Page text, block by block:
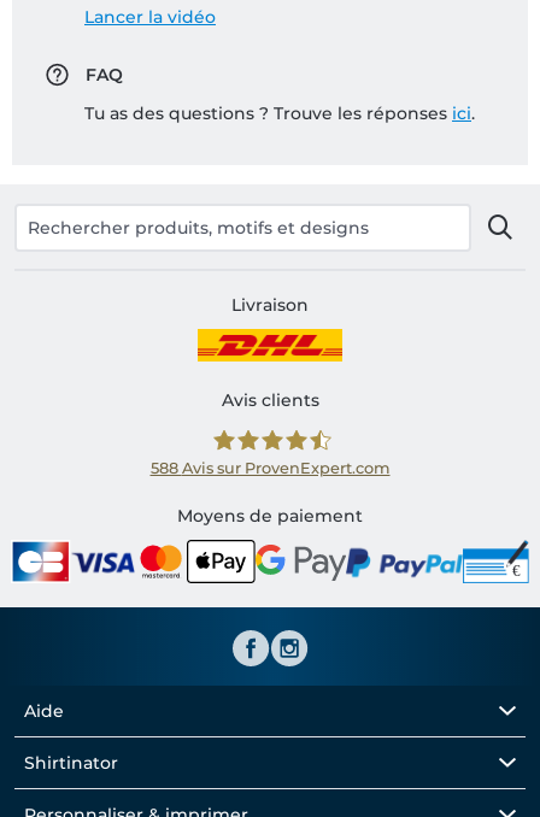
Lancer la vidéo
FAQ
Tu as des questions ? Trouve les réponses ici.
Livraison
Avis clients
Shirtinator FR
588 Avis sur ProvenExpert.com
Moyens de paiement
Aide
Shirtinator